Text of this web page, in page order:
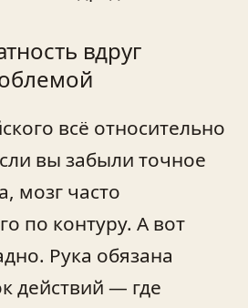
вдруг
всё относительно
вы забыли точное
мозг часто
по контуру. А вот
Рука обязана
действий — где